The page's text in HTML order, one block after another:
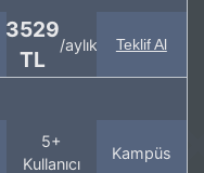
3529
TL
/aylık Teklif Al
5+
Kullanıcı
Kampüs